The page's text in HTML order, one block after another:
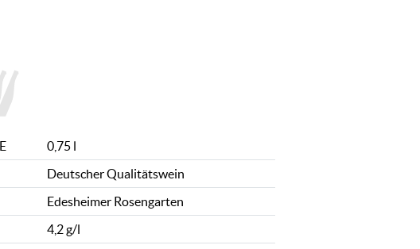
0,75 l
Deutscher Qualitätswein
Edesheimer Rosengarten
4,2 g/l